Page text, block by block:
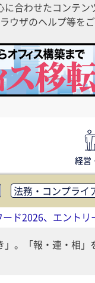
合わせたコンテ
ウザのヘルプ等を
経営
法務・コンプライ
・社内コミュニケ
削減 アウトソ
ド2026、エントリ
。「報・連・相」